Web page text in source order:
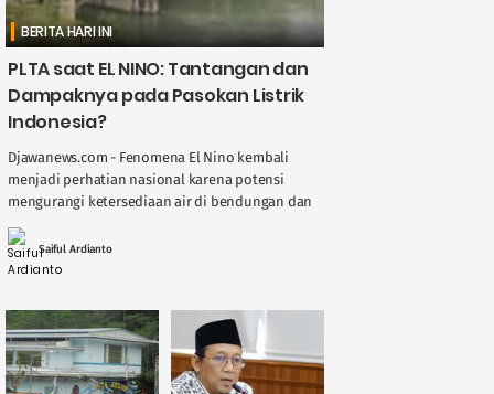
BERITA HARI INI
PLTA saat EL NINO: Tantangan dan
Dampaknya pada Pasokan Listrik
Indonesia?
Djawanews.com - Fenomena El Nino kembali
menjadi perhatian nasional karena potensi
mengurangi ketersediaan air di bendungan dan
sungai, berdampak langsung pada kinerja
Pembangkit Listrik Tenaga Air ( ....
Saiful Ardianto